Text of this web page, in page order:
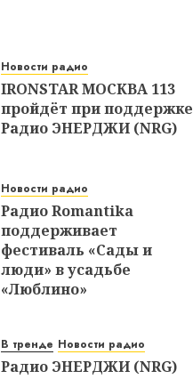
Новости радио
IRONSTAR МОСКВА 113
пройдёт при поддержке
Радио ЭНЕРДЖИ (NRG)
Новости радио
Радио Romantika
поддерживает
фестиваль «Сады и
люди» в усадьбе
«Люблино»
В тренде Новости радио
Радио ЭНЕРДЖИ (NRG)